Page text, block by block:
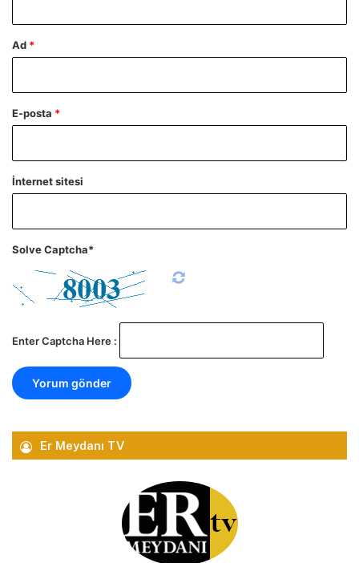
Ad *
E-posta *
İnternet sitesi
Solve Captcha*
Enter Captcha Here :
Er Meydanı TV